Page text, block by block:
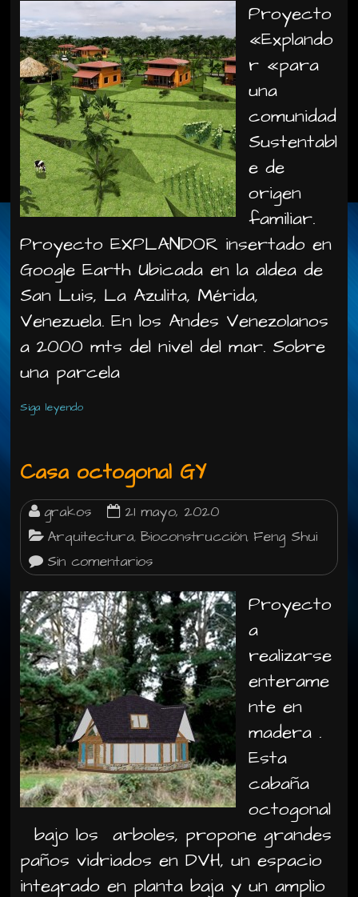
Proyecto
«Explando
r «para
una
comunidad
Sustentabl
e de
origen
familiar.
Proyecto EXPLANDOR insertado en
Google Earth Ubicada en la aldea de
San Luis, La Azulita, Mérida,
Venezuela. En los Andes Venezolanos
a 2000 mts del nivel del mar. Sobre
una parcela
Siga leyendo
Casa octogonal GY
grakos
21 mayo, 2020
Arquitectura, Bioconstrucción, Feng Shui
Sin comentarios
Proyecto
a
realizarse
enterame
nte en
madera .
Esta
cabaña
octogonal
bajo los arboles, propone grandes
paños vidriados en DVH, un espacio
integrado en planta baja y un amplio